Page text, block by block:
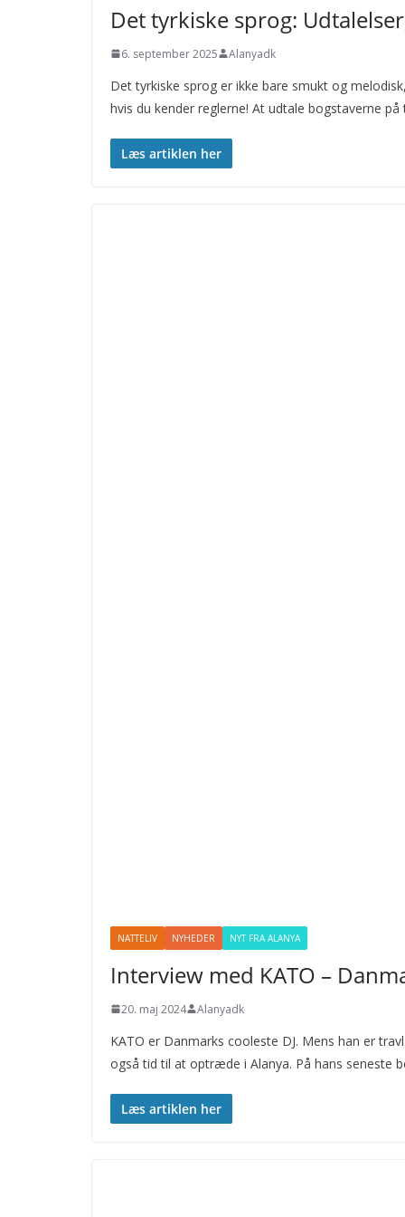
Det tyrkiske sprog:
6. september 2025 Alanyadk
Det tyrkiske sprog er ikke bare smukt og
hvis du kender reglerne! At udtale bogstaverne
Læs artiklen her
NATTELIV NYHEDER NYT FRA ALANYA
Interview med KATO –
20. maj 2024 Alanyadk
KATO er Danmarks cooleste DJ. Mens han er
også tid til at optræde i Alanya. På hans seneste
Læs artiklen her